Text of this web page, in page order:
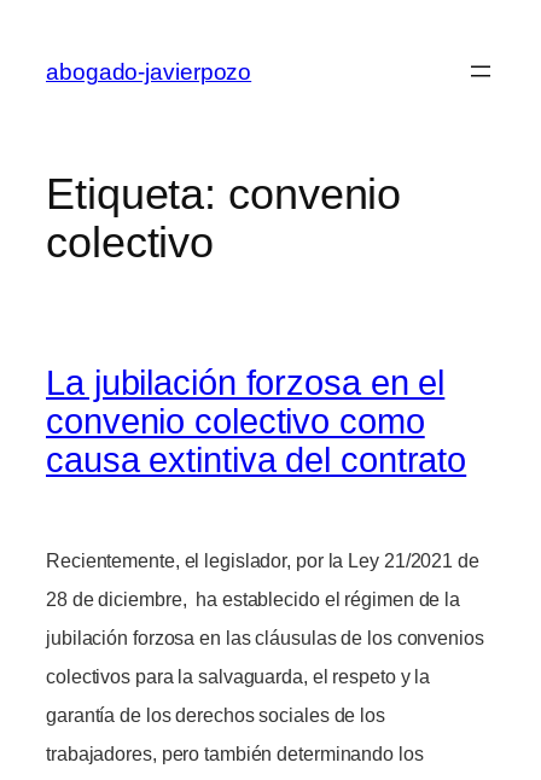
contenido
abogado-javierpozo
Etiqueta: convenio
colectivo
La jubilación forzosa en el
convenio colectivo como
causa extintiva del contrato
Recientemente, el legislador, por la Ley 21/2021 de
28 de diciembre, ha establecido el régimen de la
jubilación forzosa en las cláusulas de los convenios
colectivos para la salvaguarda, el respeto y la
garantía de los derechos sociales de los
trabajadores, pero también determinando los